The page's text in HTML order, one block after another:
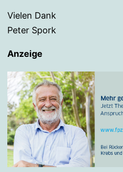
Vielen Dank
Peter Spork
Anzeige